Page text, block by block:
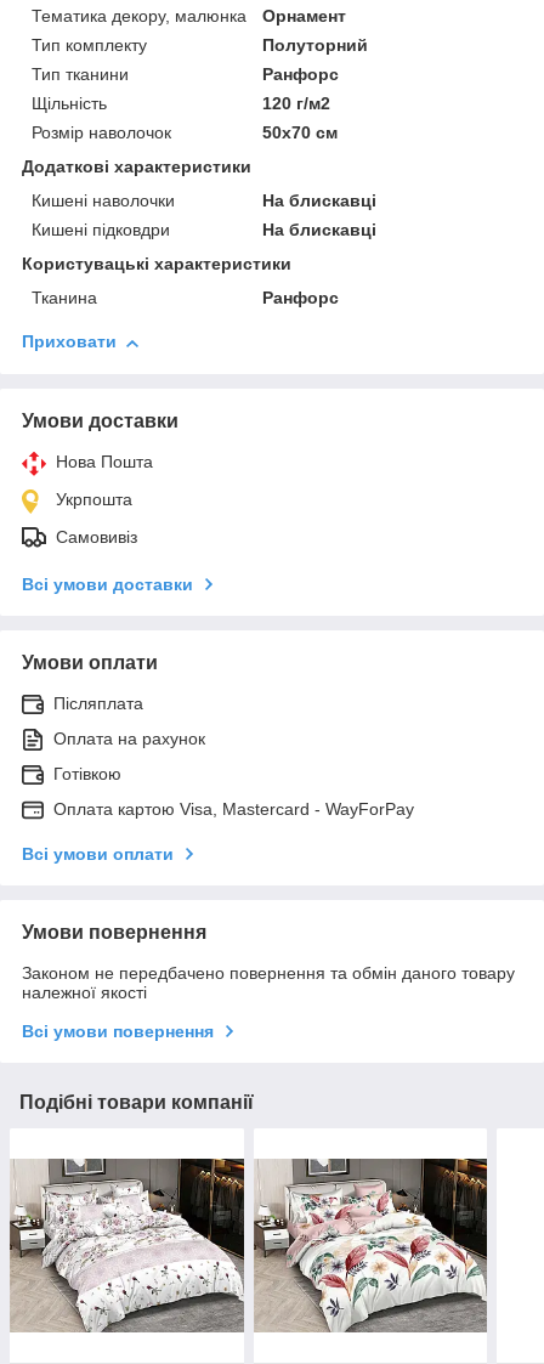
Тематика декору, малюнка
Орнамент
Тип комплекту
Полуторний
Тип тканини
Ранфорс
Щільність
120 г/м2
Розмір наволочок
50х70 см
Додаткові характеристики
Кишені наволочки
На блискавці
Кишені підковдри
На блискавці
Користувацькi характеристики
Тканина
Ранфорс
Приховати
Умови доставки
Нова Пошта
Укрпошта
Самовивіз
Всі умови доставки
Умови оплати
Післяплата
Оплата на рахунок
Готівкою
Оплата картою Visa, Mastercard - WayForPay
Всі умови оплати
Умови повернення
Законом не передбачено повернення та обмін даного товару
належної якості
Всі умови повернення
Подібні товари компанії